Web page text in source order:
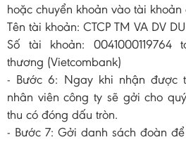
hoặc chuyển khoản vào tài khoản
Tên tài khoản: CTCP TM VA DV
Số tài khoản:
thương (Vietcombank)
- Bước 6: Ngay khi nhận được
nhân viên công ty sẽ gởi cho
thu có đóng dấu tròn.
- Bước 7: Gởi danh sách đoàn